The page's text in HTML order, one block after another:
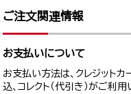
ご注文関連情報
お支払いについて
お支払い方法は、クレジット
込、コレクト（代引き）がご利用